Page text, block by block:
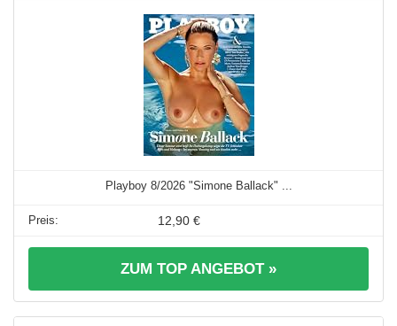
Playboy 8/2026 "Simone Ballack" ...
12,90 €
ZUM TOP ANGEBOT »